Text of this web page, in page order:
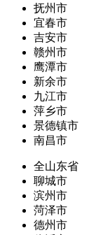
抚州市
宜春市
吉安市
赣州市
鹰潭市
新余市
九江市
萍乡市
景德镇市
南昌市
全山东省
聊城市
滨州市
菏泽市
德州市